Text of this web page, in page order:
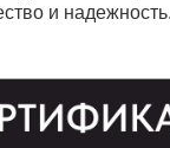
и надежность.